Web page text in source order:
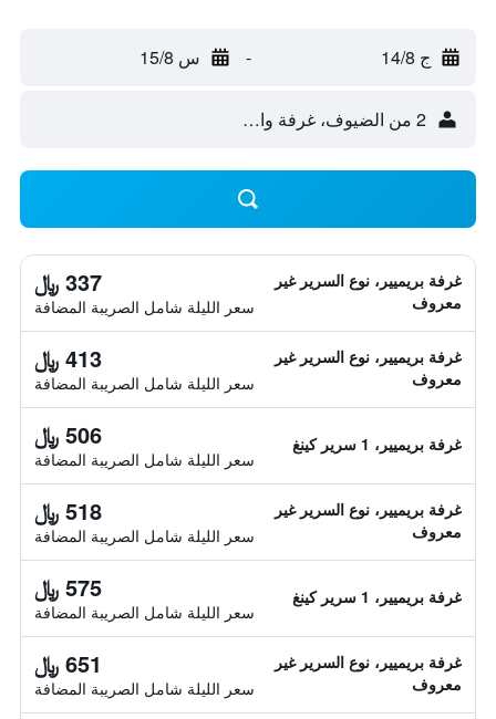
ج 14/8 - س 15/8
2 من الضيوف، غرفة واحدة
غرفة بريميير، نوع السرير غير
معروف
337 ﷼
سعر الليلة شامل الصريبة المضافة
غرفة بريميير، نوع السرير غير
معروف
413 ﷼
سعر الليلة شامل الصريبة المضافة
غرفة بريميير، 1 سرير كينغ 506 ﷼
سعر الليلة شامل الصريبة المضافة
غرفة بريميير، نوع السرير غير
معروف
518 ﷼
سعر الليلة شامل الصريبة المضافة
غرفة بريميير، 1 سرير كينغ 575 ﷼
سعر الليلة شامل الصريبة المضافة
غرفة بريميير، نوع السرير غير
معروف
651 ﷼
سعر الليلة شامل الصريبة المضافة